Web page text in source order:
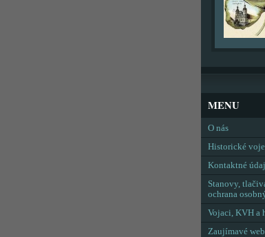
MENU
O nás
Historické
Kontaktné
Stanovy,
ochrana
Vojaci, KVH a
Zaujímavé